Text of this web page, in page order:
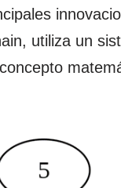
utiliza un